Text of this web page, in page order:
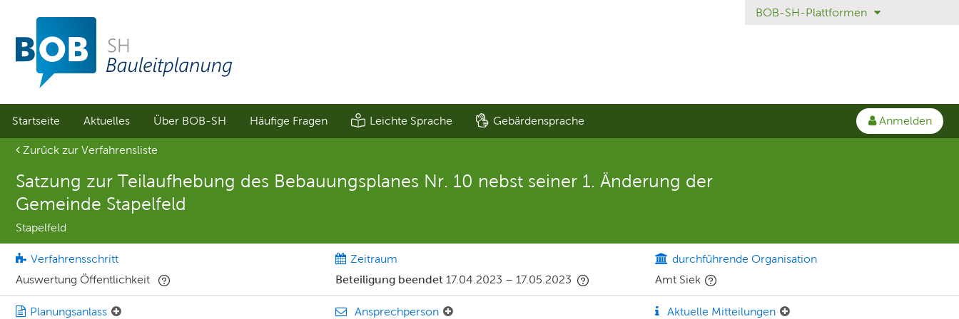
Sprungmenü
Direkt
Hauptnavigation
springen
Direkt
Inhalt
springen
BOB-SH-Plattformen
Startseite Aktuelles Über BOB-SH Häufige Fragen Leichte Sprache Gebärdensprache
Anmelden
Aktuelle Seite
Zurück zur Verfahrensliste
Satzung zur Teilaufhebung des Bebauungsplanes Nr. 10 nebst seiner 1. Änderung der
Gemeinde Stapelfeld
Stapelfeld
Verfahrensschritt
Auswertung Öffentlichkeit
Zeitraum
Beteiligung beendet 17.04.2023 – 17.05.2023
durchführende Organisation
Amt Siek
Planungsanlass Ansprechperson Aktuelle Mitteilungen